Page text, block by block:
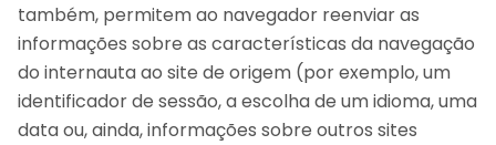
também, permitem ao navegador reenviar as
informações sobre as características da navegação
do internauta ao site de origem (por exemplo, um
identificador de sessão, a escolha de um idioma, uma
data ou, ainda, informações sobre outros sites